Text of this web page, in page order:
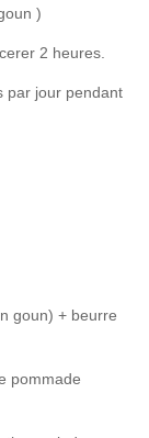
)
2 heures.
par jour pendant
goun) + beurre
pommade